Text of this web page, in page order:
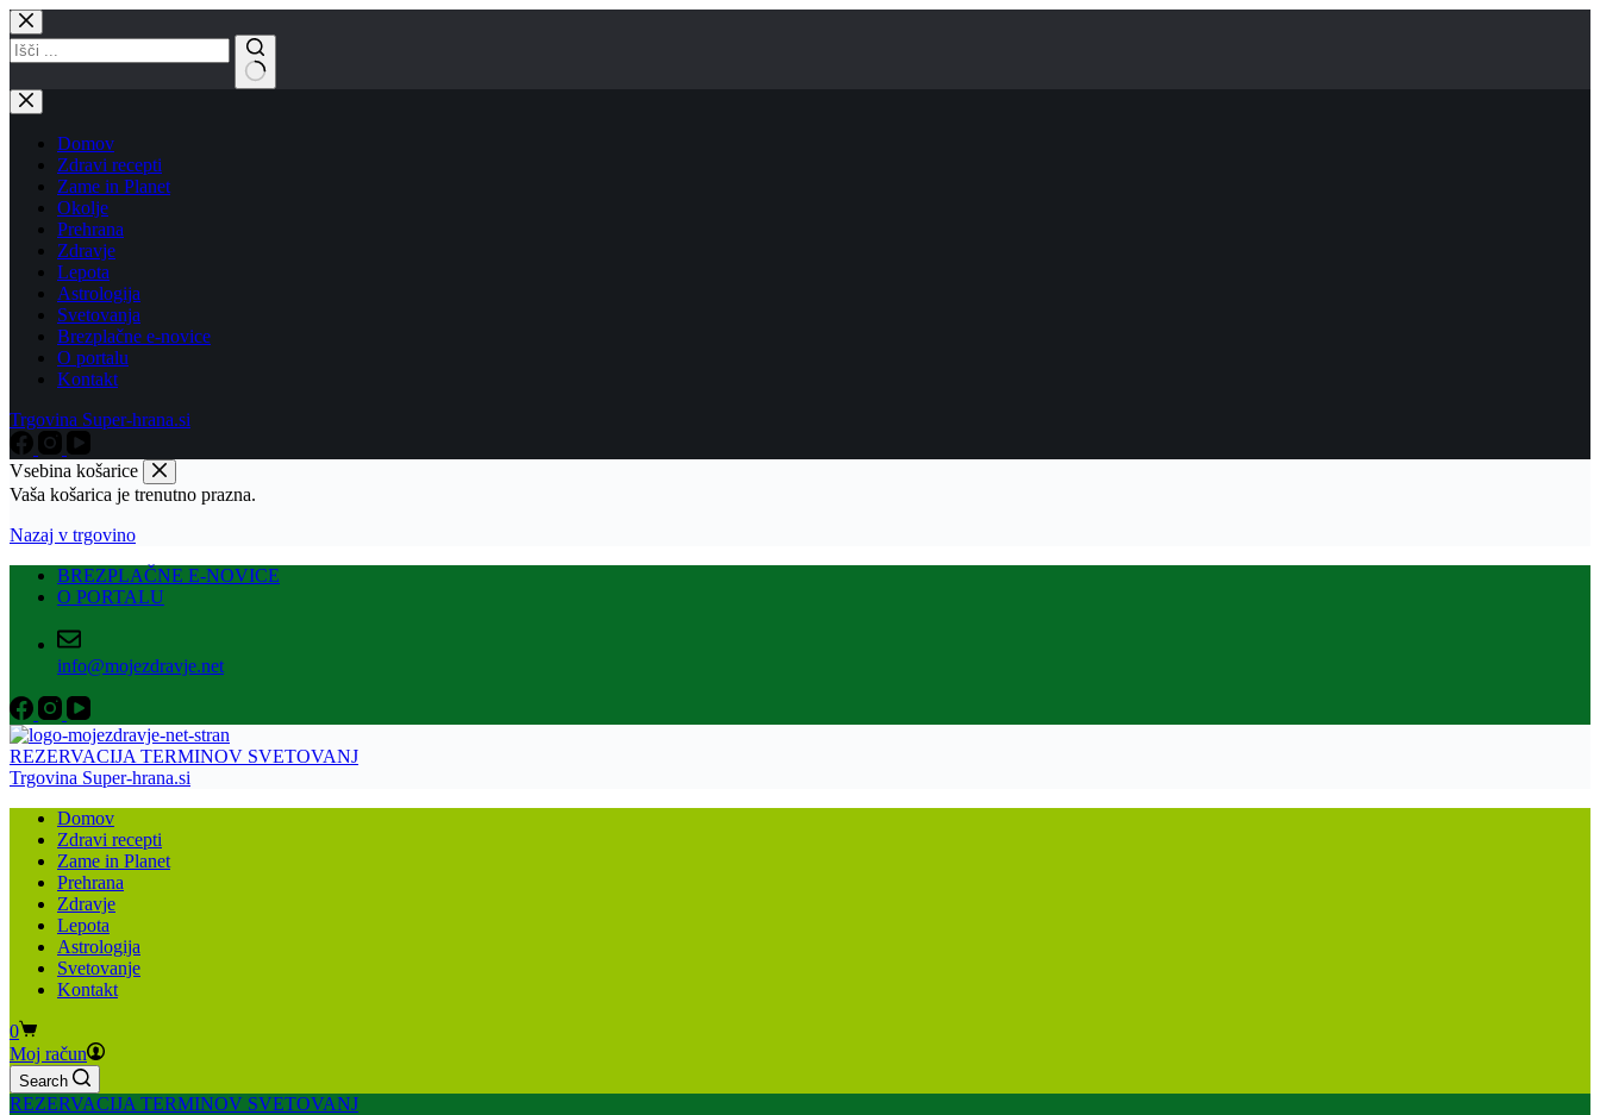
Skip
to
content
No
results
Domov
Zdravi recepti
Zame in Planet
Okolje
Prehrana
Zdravje
Lepota
Astrologija
Svetovanja
Brezplačne e-novice
O portalu
Kontakt
Trgovina Super-hrana.si
Vsebina košarice
Vaša košarica je trenutno prazna.
Nazaj v trgovino
BREZPLAČNE E-NOVICE
O PORTALU
info@mojezdravje.net
REZERVACIJA TERMINOV SVETOVANJ
Trgovina Super-hrana.si
Domov
Zdravi recepti
Zame in Planet
Prehrana
Zdravje
Lepota
Astrologija
Svetovanje
Kontakt
Shopping
cart
0
Moj račun
Search
REZERVACIJA TERMINOV SVETOVANJ